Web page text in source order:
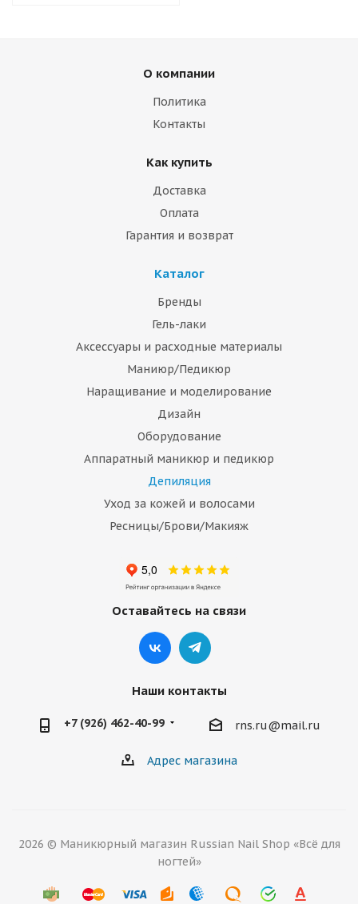
О компании
Политика
Контакты
Как купить
Доставка
Оплата
Гарантия и возврат
Каталог
Бренды
Гель-лаки
Аксессуары и расходные материалы
Маниюр/Педикюр
Наращивание и моделирование
Дизайн
Оборудование
Аппаратный маникюр и педикюр
Депиляция
Уход за кожей и волосами
Ресницы/Брови/Макияж
Оставайтесь на связи
Наши контакты
+7 (926) 462-40-99 rns.ru@mail.ru
Адрес магазина
2026 © Маникюрный магазин Russian Nail Shop «Всё для
ногтей»